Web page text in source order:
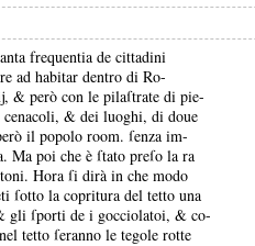
frequentia de cittadini
ad habitar dentro di Ro-
& però con le pilaſtrate di pie-
cenacoli, & dei luoghi, di doue
il popolo room. ſenza im-
Ma poi che è ſtato preſo la ra
Hora ſi dirà in che modo
ſotto la copritura del tetto una
gli ſporti de i gocciolatoi, & co-
tetto ſeranno le tegole rotte